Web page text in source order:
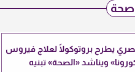
يطرح بروتوكولًا لعلاج فيروس
ويناشد «الصحة» تبنيه